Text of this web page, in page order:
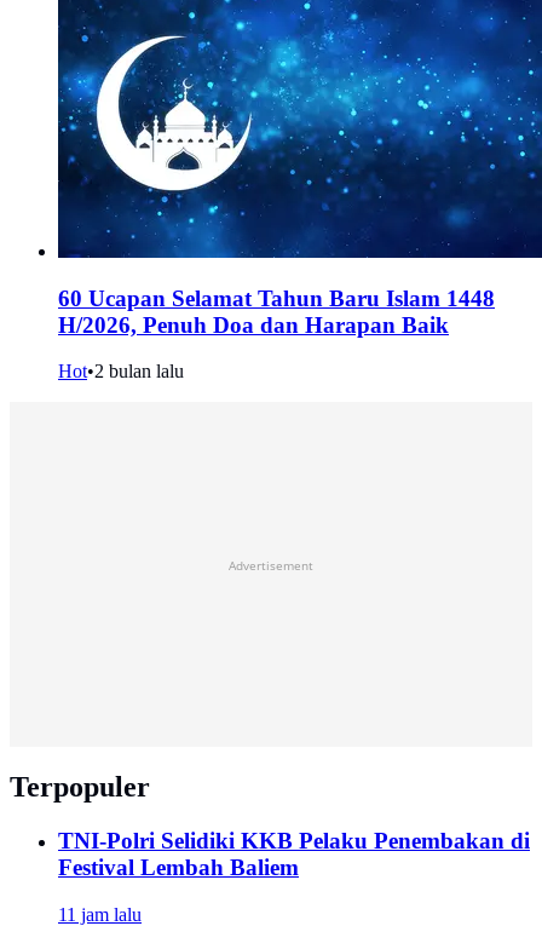
60 Ucapan Selamat Tahun Baru Islam 1448
H/2026, Penuh Doa dan Harapan Baik
Hot•2 bulan lalu
Advertisement
Terpopuler
TNI-Polri Selidiki KKB Pelaku Penembakan di
Festival Lembah Baliem
11 jam lalu